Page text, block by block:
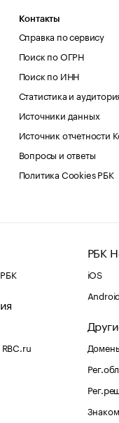
Контакты
Справка по сервису
Поиск по ОГРН
Поиск по ИНН
Статистика и
Источники данных
Источник отчетности
Вопросы и ответы
Политика Cookies РБК
РБК
iOS